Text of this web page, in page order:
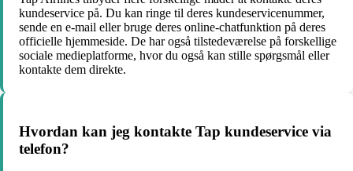
kundeservice på. Du kan ringe til deres kundeservicenummer,
sende en e-mail eller bruge deres online-chatfunktion på deres
officielle hjemmeside. De har også tilstedeværelse på forskellige
sociale medieplatforme, hvor du også kan stille spørgsmål eller
kontakte dem direkte.
Hvordan kan jeg kontakte Tap kundeservice via
telefon?